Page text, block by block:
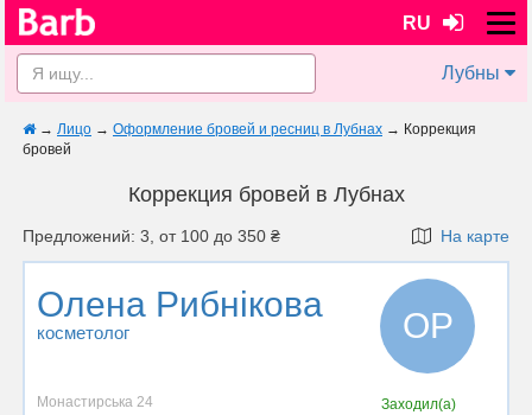
RU
Лубны
→ Лицо → Оформление бровей и ресниц в Лубнах → Коррекция
бровей
Коррекция бровей в Лубнах
Предложений: 3, от 100 до 350 ₴ На карте
Олена Рибнікова
косметолог ОР
Монастирська 24
Заходил(а)